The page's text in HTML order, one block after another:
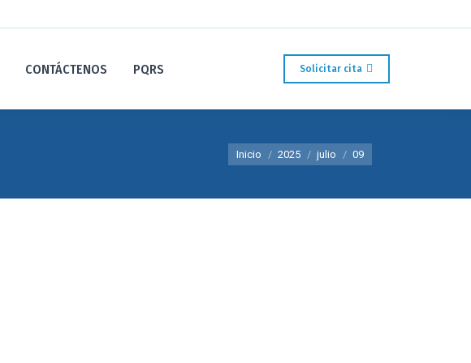
CONTÁCTENOS PQRS Solicitar cita
Estás aquí:
Inicio 2025 julio 09